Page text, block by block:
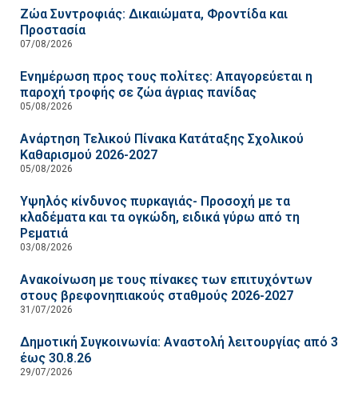
Ζώα Συντροφιάς: Δικαιώματα, Φροντίδα και
Προστασία
07/08/2026
Ενημέρωση προς τους πολίτες: Απαγορεύεται η
παροχή τροφής σε ζώα άγριας πανίδας
05/08/2026
Ανάρτηση Τελικού Πίνακα Κατάταξης Σχολικού
Καθαρισμού 2026-2027
05/08/2026
Υψηλός κίνδυνος πυρκαγιάς- Προσοχή με τα
κλαδέματα και τα ογκώδη, ειδικά γύρω από τη
Ρεματιά
03/08/2026
Ανακοίνωση με τους πίνακες των επιτυχόντων
στους βρεφονηπιακούς σταθμούς 2026-2027
31/07/2026
Δημοτική Συγκοινωνία: Αναστολή λειτουργίας από 3
έως 30.8.26
29/07/2026